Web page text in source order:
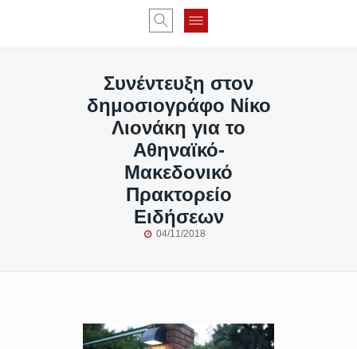
Συνέντευξη στον
δημοσιογράφο Νίκο
Λιονάκη για το
Αθηναϊκό-
Μακεδονικό
Πρακτορείο
Ειδήσεων
04/11/2018